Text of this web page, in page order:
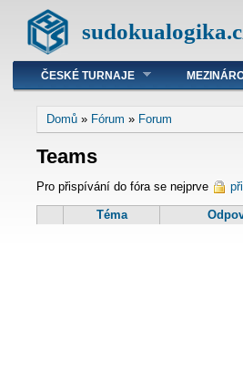
ČESKÉ TURNAJE
Domů » Fórum » Forum
Teams
Pro přispívání do fóra se nejprve
Téma